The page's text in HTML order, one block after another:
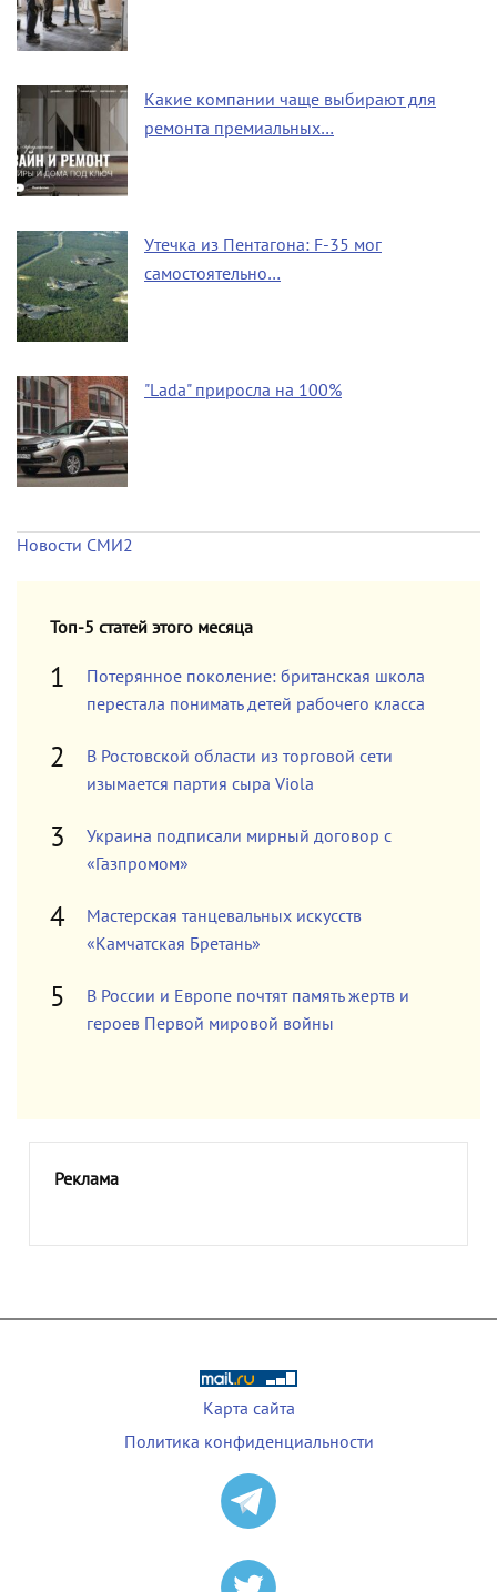
Какие компании чаще выбирают для
ремонта премиальных…
Утечка из Пентагона: F-35 мог
самостоятельно…
"Lada" приросла на 100%
Новости СМИ2
Топ-5 статей этого месяца
Потерянное поколение: британская школа
перестала понимать детей рабочего класса
В Ростовской области из торговой сети
изымается партия сыра Viola
Украина подписали мирный договор с
«Газпромом»
Мастерская танцевальных искусств
«Камчатская Бретань»
В России и Европе почтят память жертв и
героев Первой мировой войны
Реклама
Карта сайта
Политика конфиденциальности